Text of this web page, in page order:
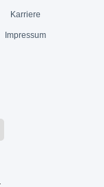
Karriere
Impressum